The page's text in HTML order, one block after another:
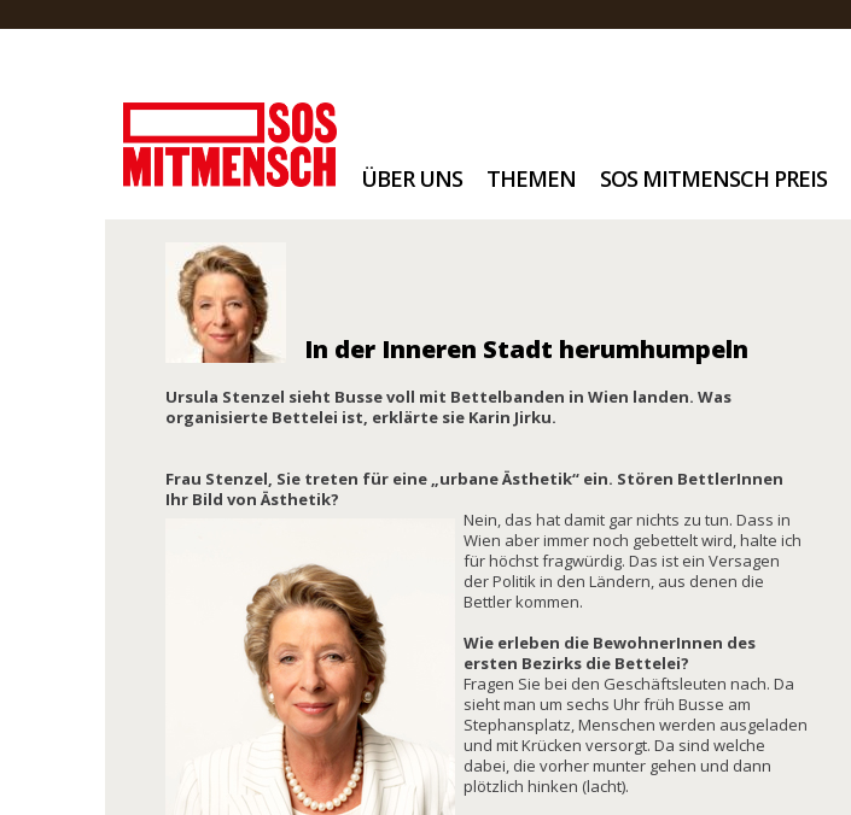
ÜBER UNS THEMEN SOS MITMENSCH PREIS
In der Inneren Stadt herumhumpeln
Ursula Stenzel sieht Busse voll mit Bettelbanden in Wien landen. Was
organisierte Bettelei ist, erklärte sie Karin Jirku.
Frau Stenzel, Sie treten für eine „urbane Ästhetik“ ein. Stören BettlerInnen
Ihr Bild von Ästhetik?
Nein, das hat damit gar nichts zu tun. Dass in
Wien aber immer noch gebettelt wird, halte ich
für höchst fragwürdig. Das ist ein Versagen
der Politik in den Ländern, aus denen die
Bettler kommen.
Wie erleben die BewohnerInnen des
ersten Bezirks die Bettelei?
Fragen Sie bei den Geschäftsleuten nach. Da
sieht man um sechs Uhr früh Busse am
Stephansplatz, Menschen werden ausgeladen
und mit Krücken versorgt. Da sind welche
dabei, die vorher munter gehen und dann
plötzlich hinken (lacht).